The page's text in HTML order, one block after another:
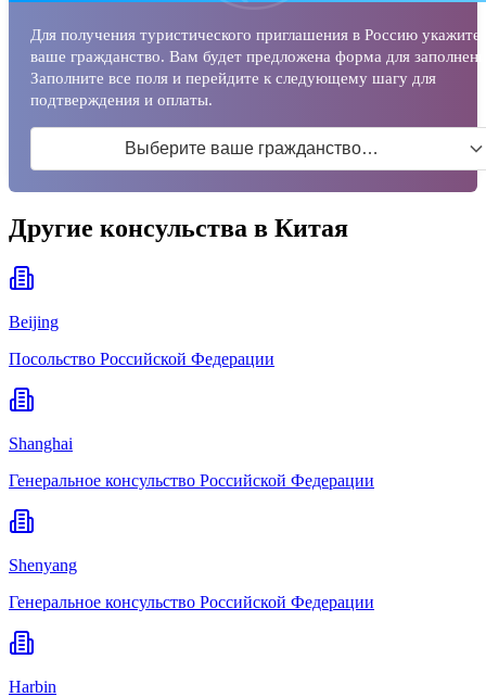
Для получения туристического приглашения в Россию укажите
ваше гражданство. Вам будет предложена форма для
Заполните все поля и перейдите к следующему шагу для
подтверждения и оплаты.
Выберите ваше гражданство…
Другие консульства в Китая
Beijing
Посольство Российской Федерации
Shanghai
Генеральное консульство Российской Федерации
Shenyang
Генеральное консульство Российской Федерации
Harbin